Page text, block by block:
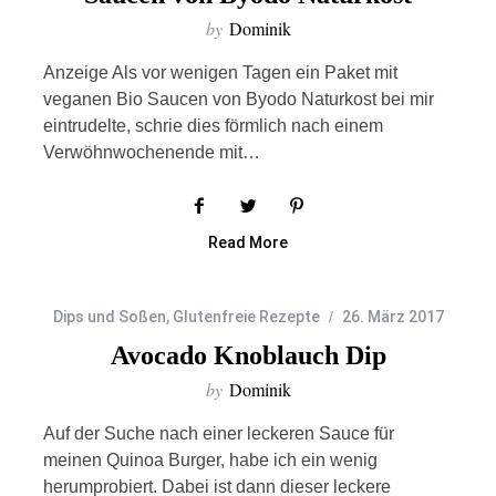
by Dominik
Anzeige Als vor wenigen Tagen ein Paket mit
veganen Bio Saucen von Byodo Naturkost bei mir
eintrudelte, schrie dies förmlich nach einem
Verwöhnwochenende mit…
Read More
Dips und Soßen, Glutenfreie Rezepte 26. März 2017
Avocado Knoblauch Dip
by Dominik
Auf der Suche nach einer leckeren Sauce für
meinen Quinoa Burger, habe ich ein wenig
herumprobiert. Dabei ist dann dieser leckere